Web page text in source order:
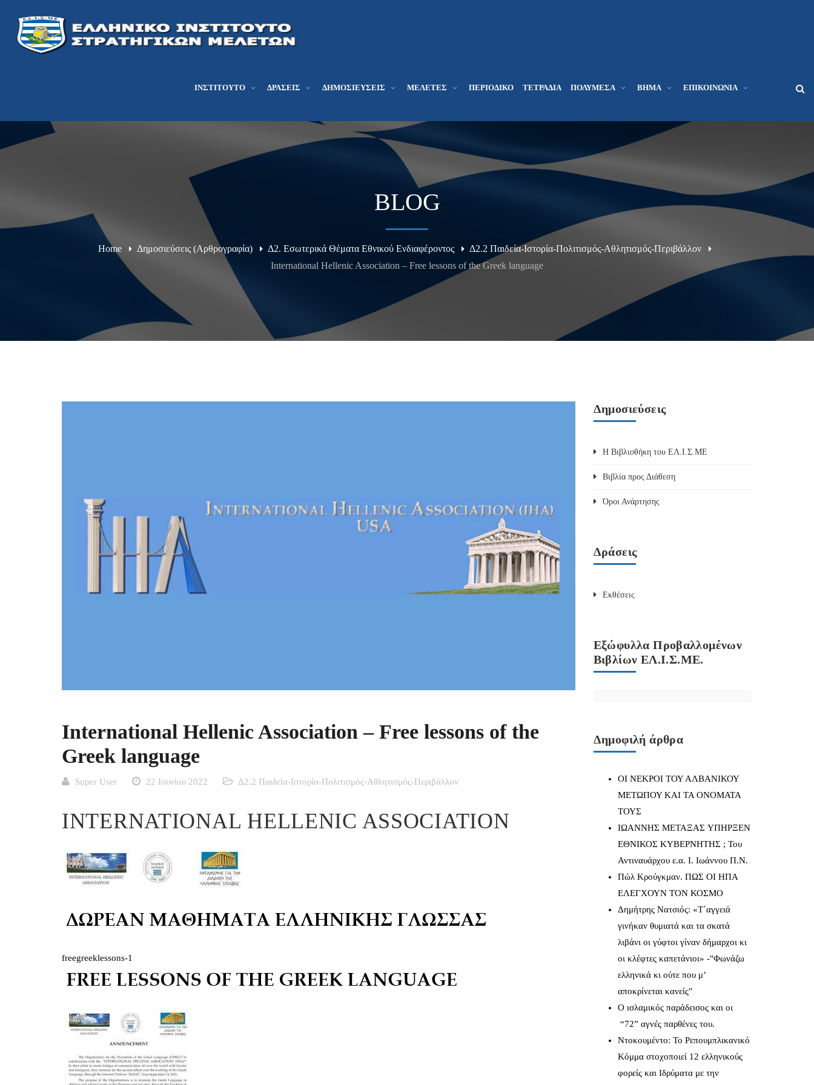
ΙΝΣΤΙΤΟΎΤΟ ΔΡΆΣΕΙΣ ΔΗΜΟΣΙΕΎΣΕΙΣ ΜΕΛΕΤΕΣ ΠΕΡΙΟΔΙΚΌ ΤΕΤΡΆΔΙΑ ΠΟΛΥΜΈΣΑ ΒΉΜΑ ΕΠΙΚΟΙΝΩΝΊΑ
BLOG
Home Δημοσιεύσεις (Αρθρογραφία) Δ2. Εσωτερικά Θέματα Εθνικού Ενδιαφέροντος
Δ2.2 Παιδεία-Ιστορία-Πολιτισμός-Αθλητισμός-Περιβάλλον
International Hellenic Association – Free lessons of the Greek language
International Hellenic Association – Free lessons of the
Greek language
Super User 22 Ιουνίου 2022 Δ2.2 Παιδεία-Ιστορία-Πολιτισμός-Αθλητισμός-Περιβάλλον
INTERNATIONAL HELLENIC ASSOCIATION
freegreeklessons-1
Δημοσιεύσεις
Η Βιβλιοθήκη του ΕΛ.Ι.Σ.ΜΕ
Βιβλία προς Διάθεση
Όροι Ανάρτησης
Δράσεις
Εκθέσεις
Εξώφυλλα Προβαλλομένων
Βιβλίων ΕΛ.Ι.Σ.ΜΕ.
Δημοφιλή άρθρα
ΟΙ ΝΕΚΡΟΙ ΤΟΥ ΑΛΒΑΝΙΚΟΥ
ΜΕΤΩΠΟΥ ΚΑΙ ΤΑ ΟΝΟΜΑΤΑ
ΤΟΥΣ
IΩΑΝΝΗΣ ΜΕΤΑΞΑΣ YΠΗΡΞΕΝ
ΕΘΝΙΚΟΣ ΚΥΒΕΡΝΗΤΗΣ ; Του
Αντιναυάρχου ε.α. Ι. Ιωάννου Π.Ν.
Πώλ Κρούγκμαν. ΠΩΣ ΟΙ ΗΠΑ
ΕΛΕΓΧΟΥΝ ΤΟΝ ΚΟΣΜΟ
Δημήτρης Νατσιός: «Τ΄αγγειά
γινήκαν θυμιατά και τα σκατά
λιβάνι οι γύφτοι γίναν δήμαρχοι κι
οι κλέφτες καπετάνιοι» -"Φωνάζω
ελληνικά κι ούτε που μ’
αποκρίνεται κανείς"
Ο ισλαμικός παράδεισος και οι
“72” αγνές παρθένες του.
Ντοκουμέντο: Το Ρεπουμπλικανικό
Κόμμα στοχοποιεί 12 ελληνικούς
φορείς και Ιδρύματα με την